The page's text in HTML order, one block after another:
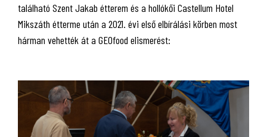
található Szent Jakab étterem és a hollókői Castellum Hotel
Mikszáth étterme után a 2021. évi első elbírálási körben most
hárman vehették át a GEOfood elismerést: